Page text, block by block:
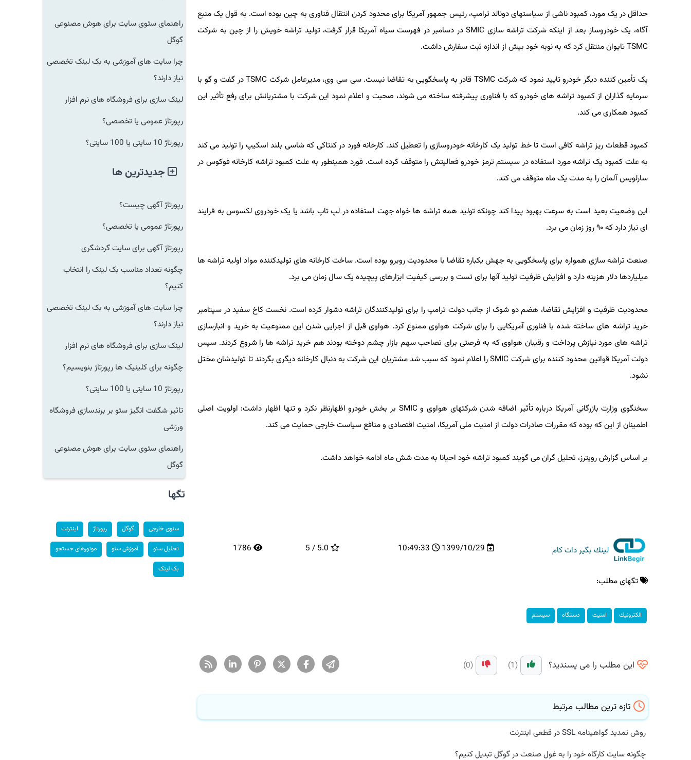
حداقل در یک مورد، کمبود ناشی از سیاستهای دونالد ترامپ، رئیس جمهور آمریکا برای محدود کردن انتقال فناوری به چین بوده است. به قول یک منبع
آگاه، یک خودروساز بعد از اینکه شرکت تراشه سازی SMIC در دسامبر در فهرست سیاه آمریکا قرار گرفت، تولید تراشه خویش را از چین به شرکت
TSMC تایوان منتقل کرد که به نوبه خود بیش از اندازه ثبت سفارش داشت.
یک تأمین کننده دیگر خودرو تایید نمود که شرکت TSMC قادر به پاسخگویی به تقاضا نیست. سی سی وی، مدیرعامل شرکت TSMC در گفت و گو با
سرمایه گذاران از کمبود تراشه های خودرو که با فناوری پیشرفته ساخته می شوند، صحبت و اعلام نمود این شرکت با مشتریانش برای رفع تأثیر این
کمبود همکاری می کند.
کمبود قطعات ریز تراشه کافی است تا خط تولید یک کارخانه خودروسازی را تعطیل کند. کارخانه فورد در کنتاکی که شاسی بلند اسکیپ را تولید می کند
به علت کمبود یک تراشه مورد استفاده در سیستم ترمز خودرو فعالیتش را متوقف کرده است. فورد همینطور به علت کمبود تراشه کارخانه فوکوس در
سارلویس آلمان را به مدت یک ماه متوقف می کند.
این وضعیت بعید است به سرعت بهبود پیدا کند چونکه تولید همه تراشه ها خواه جهت استفاده در لپ تاپ باشد یا یک خودروی لکسوس به فرایند
ای نیاز دارد که ۹۰ روز زمان می برد.
صنعت تراشه سازی همواره برای پاسخگویی به جهش یکباره تقاضا با محدودیت روبرو بوده است. ساخت کارخانه های تولیدکننده مواد اولیه تراشه ها
میلیاردها دلار هزینه دارد و افزایش ظرفیت تولید آنها برای تست و بررسی کیفیت ابزارهای پیچیده یک سال زمان می برد.
محدودیت ظرفیت و افزایش تقاضا، هضم دو شوک از جانب دولت ترامپ را برای تولیدکنندگان تراشه دشوار کرده است. نخست کاخ سفید در سپتامبر
خرید تراشه های ساخته شده با فناوری آمریکایی را برای شرکت هواوی ممنوع کرد. هواوی قبل از اجرایی شدن این ممنوعیت به خرید و انبارسازی
تراشه های مورد نیازش پرداخت و رقیبان هواوی که به فرصتی برای تصاحب سهم بازار چشم دوخته بودند هم خرید تراشه ها را شروع کردند. سپس
دولت آمریکا قوانین محدود کننده برای شرکت SMIC را اعلام نمود که سبب شد مشتریان این شرکت به دنبال کارخانه دیگری بگردند تا تولیدشان مختل
نشود.
سخنگوی وزارت بازرگانی آمریکا درباره تأثیر اضافه شدن شرکتهای هواوی و SMIC بر بخش خودرو اظهارنظر نکرد و تنها اظهار داشت: اولویت اصلی
اطمینان از این که بوده که مقررات صادرات دولت از امنیت ملی آمریکا، امنیت اقتصادی و منافع سیاست خارجی حمایت می کند.
بر اساس گزارش رویترز، تحلیل گران می گویند کمبود تراشه خود احیانا به مدت شش ماه ادامه خواهد داشت.
لینك بگیر دات كام 1399/10/29
10:49:33
5.0 / 5
1786
تگهای مطلب:
الكترونیك امنیت دستگاه سیستم
این مطلب را می پسندید؟
تازه ترین مطالب مرتبط
روش تمدید گواهینامه SSL در قطعی اینترنت
چگونه سایت کارگاه خود را به غول صنعت در گوگل تبدیل کنیم؟
راهنمای سئوی سایت برای هوش مصنوعی
گوگل
چرا سایت های آموزشی به بک لینک تخصصی
نیاز دارند؟
لینک سازی برای فروشگاه های نرم افزار
رپورتاژ عمومی یا تخصصی؟
رپورتاژ 10 سایتی یا 100 سایتی؟
جدیدترین ها
رپورتاژ آگهی چیست؟
رپورتاژ عمومی یا تخصصی؟
رپورتاژ آگهی برای سایت گردشگری
چگونه تعداد مناسب بک لینک را انتخاب
کنیم؟
چرا سایت های آموزشی به بک لینک تخصصی
نیاز دارند؟
لینک سازی برای فروشگاه های نرم افزار
چگونه برای کلینیک ها رپورتاژ بنویسیم؟
رپورتاژ 10 سایتی یا 100 سایتی؟
تاثیر شگفت انگیز سئو بر برندسازی فروشگاه
ورزشی
راهنمای سئوی سایت برای هوش مصنوعی
گوگل
تگها
سئوی خارجی گوگل رپورتاژ اینترنت
تحلیل سئو آموزش سئو موتورهای جستجو
بک لینک